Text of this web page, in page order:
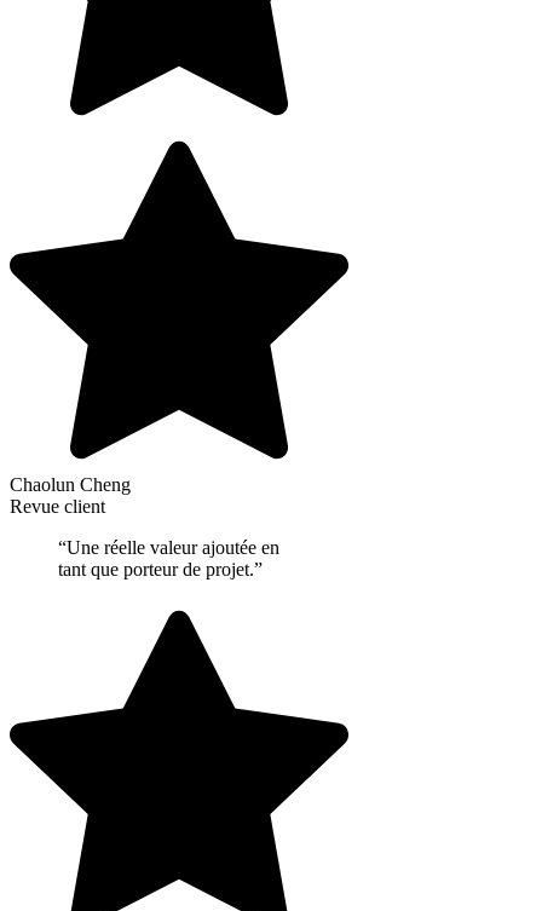
Chaolun Cheng
Revue client
“Une réelle valeur ajoutée en
tant que porteur de projet.”